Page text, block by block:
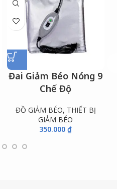
Đai Giảm Béo Nóng 9
Chế Độ
ĐỒ GIẢM BÉO, THIẾT BỊ
GIẢM BÉO
350.000₫